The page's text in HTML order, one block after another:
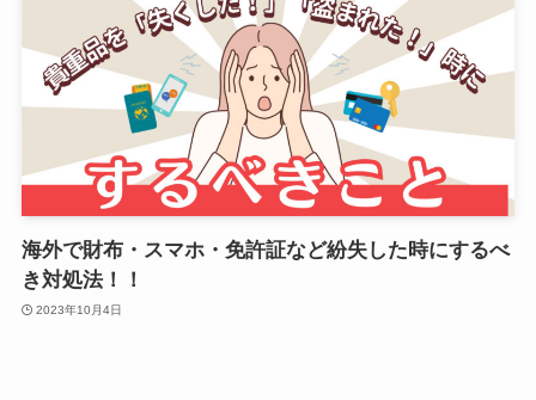
海外で財布・スマホ・免許証など紛失した時にするべ
き対処法！！
2023年10月4日